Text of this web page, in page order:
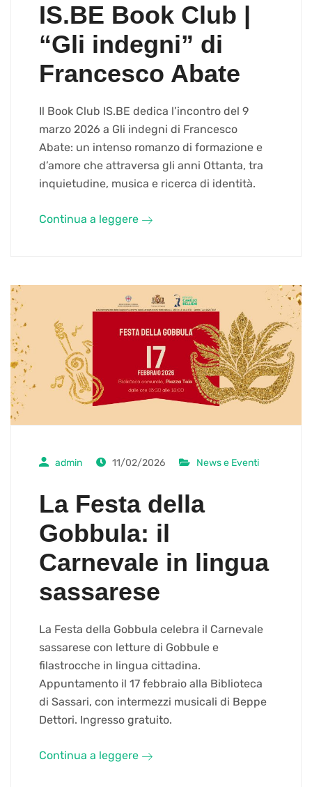
IS.BE Book Club |
“Gli indegni” di
Francesco Abate
Il Book Club IS.BE dedica l’incontro del 9
marzo 2026 a Gli indegni di Francesco
Abate: un intenso romanzo di formazione e
d’amore che attraversa gli anni Ottanta, tra
inquietudine, musica e ricerca di identità.
Continua a leggere
admin 11/02/2026 News e Eventi
La Festa della
Gobbula: il
Carnevale in lingua
sassarese
La Festa della Gobbula celebra il Carnevale
sassarese con letture di Gobbule e
filastrocche in lingua cittadina.
Appuntamento il 17 febbraio alla Biblioteca
di Sassari, con intermezzi musicali di Beppe
Dettori. Ingresso gratuito.
Continua a leggere